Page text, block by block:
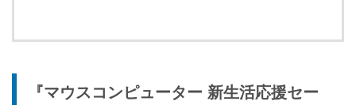
『マウスコンピューター 新生活応援セー